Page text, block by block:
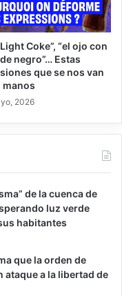
Coke”, “el ojo con
negro”… Estas
que se nos van
manos
2026
de la cuenca de
luz verde
habitantes
que la orden de
ataque a la libertad de